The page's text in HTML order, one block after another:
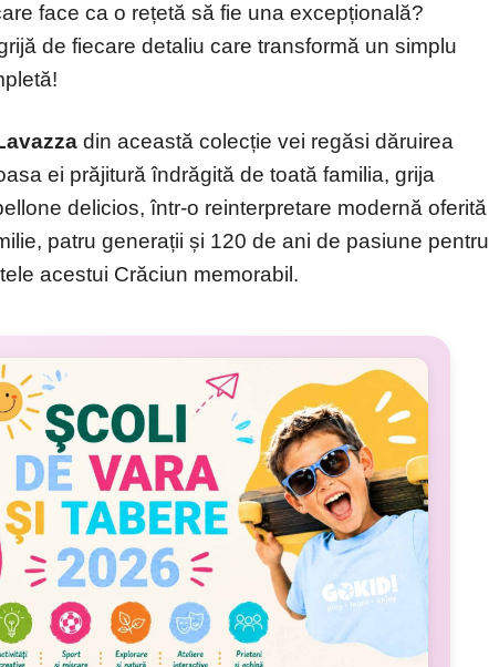
face ca o rețetă să fie una excepțională?
de fiecare detaliu care transformă un simplu
din această colecție vei regăsi dăruirea
ei prăjitură îndrăgită de toată familia, grija
delicios, într-o reinterpretare modernă oferită
patru generații și 120 de ani de pasiune pentru
acestui Crăciun memorabil.